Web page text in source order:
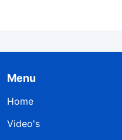
Menu
Home
Video's